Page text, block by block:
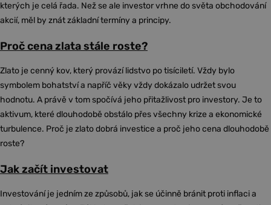
kterých je celá řada. Než se ale investor vrhne do světa obchodování
akcií, měl by znát základní termíny a principy.
Proč cena zlata stále roste?
Zlato je cenný kov, který provází lidstvo po tisíciletí. Vždy bylo
symbolem bohatství a napříč věky vždy dokázalo udržet svou
hodnotu. A právě v tom spočívá jeho přitažlivost pro investory. Je to
aktivum, které dlouhodobě obstálo přes všechny krize a ekonomické
turbulence. Proč je zlato dobrá investice a proč jeho cena dlouhodobě
roste?
Jak začít investovat
Investování je jedním ze způsobů, jak se účinně bránit proti inflaci a